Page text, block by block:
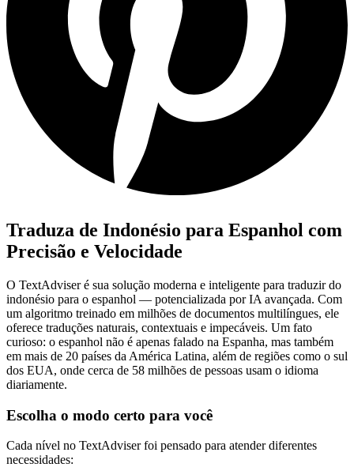
Traduza de Indonésio para Espanhol com
Precisão e Velocidade
O TextAdviser é sua solução moderna e inteligente para traduzir do
indonésio para o espanhol — potencializada por IA avançada. Com
um algoritmo treinado em milhões de documentos multilíngues, ele
oferece traduções naturais, contextuais e impecáveis. Um fato
curioso: o espanhol não é apenas falado na Espanha, mas também
em mais de 20 países da América Latina, além de regiões como o sul
dos EUA, onde cerca de 58 milhões de pessoas usam o idioma
diariamente.
Escolha o modo certo para você
Cada nível no TextAdviser foi pensado para atender diferentes
necessidades: